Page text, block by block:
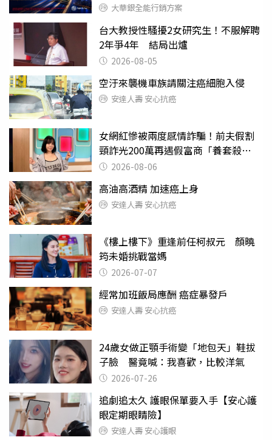
大華銀全能行銷方案
台大教授性騷擾2女研究生！不服解聘
2年爭4年 結局出爐
2026-08-05
空汙來襲機車族請關注癌細胞入侵
安達人壽 安心抗癌
女網紅慘被兩度感情詐騙！前夫假割
頸詐光200萬再遇假富商「養套殺
2000萬」
2026-08-06
高油高酒精 加速癌上身
安達人壽 安心抗癌
《樓上樓下》重逢前任柯叔元 顏曉
筠未婚挑戰當媽
2026-07-07
經常加班飯局應酬 癌症暴發戶
安達人壽 安心抗癌
24歲女做正顎手術變「地包天」鞋拔
子臉 醫竟喊：我喜歡，比較洋氣
2026-07-26
追劇追太久 護眼保單要入手【安心護
眼定期眼睛險】
安達人壽 安心護眼